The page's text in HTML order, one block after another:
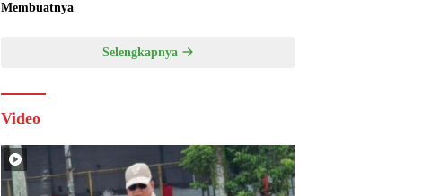
Membuatnya
Selengkapnya
Video